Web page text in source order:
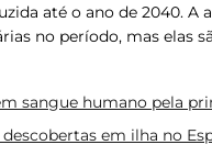
até o ano de 2040. A
no período, mas elas
sangue humano pela
em ilha no